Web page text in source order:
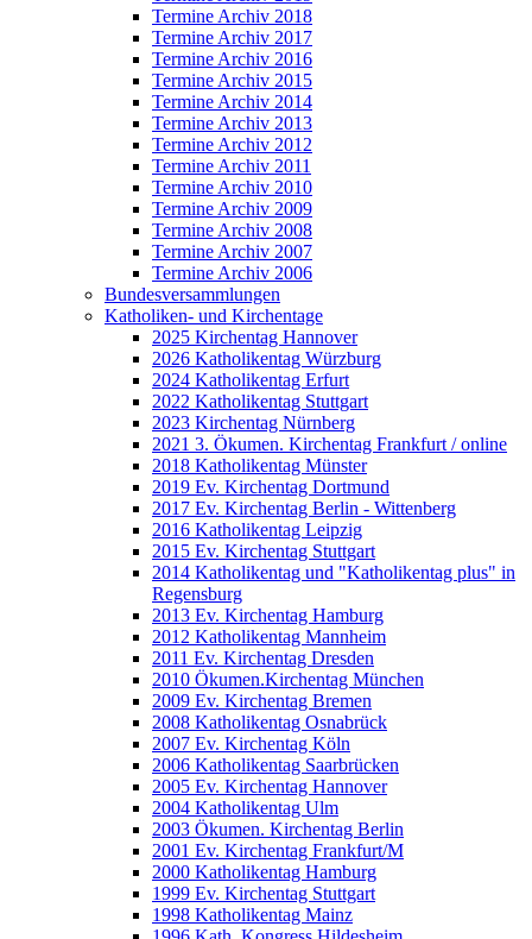
Termine Archiv 2018
Termine Archiv 2017
Termine Archiv 2016
Termine Archiv 2015
Termine Archiv 2014
Termine Archiv 2013
Termine Archiv 2012
Termine Archiv 2011
Termine Archiv 2010
Termine Archiv 2009
Termine Archiv 2008
Termine Archiv 2007
Termine Archiv 2006
Bundesversammlungen
Katholiken- und Kirchentage
2025 Kirchentag Hannover
2026 Katholikentag Würzburg
2024 Katholikentag Erfurt
2022 Katholikentag Stuttgart
2023 Kirchentag Nürnberg
2021 3. Ökumen. Kirchentag Frankfurt / online
2018 Katholikentag Münster
2019 Ev. Kirchentag Dortmund
2017 Ev. Kirchentag Berlin - Wittenberg
2016 Katholikentag Leipzig
2015 Ev. Kirchentag Stuttgart
2014 Katholikentag und "Katholikentag plus" in
Regensburg
2013 Ev. Kirchentag Hamburg
2012 Katholikentag Mannheim
2011 Ev. Kirchentag Dresden
2010 Ökumen.Kirchentag München
2009 Ev. Kirchentag Bremen
2008 Katholikentag Osnabrück
2007 Ev. Kirchentag Köln
2006 Katholikentag Saarbrücken
2005 Ev. Kirchentag Hannover
2004 Katholikentag Ulm
2003 Ökumen. Kirchentag Berlin
2001 Ev. Kirchentag Frankfurt/M
2000 Katholikentag Hamburg
1999 Ev. Kirchentag Stuttgart
1998 Katholikentag Mainz